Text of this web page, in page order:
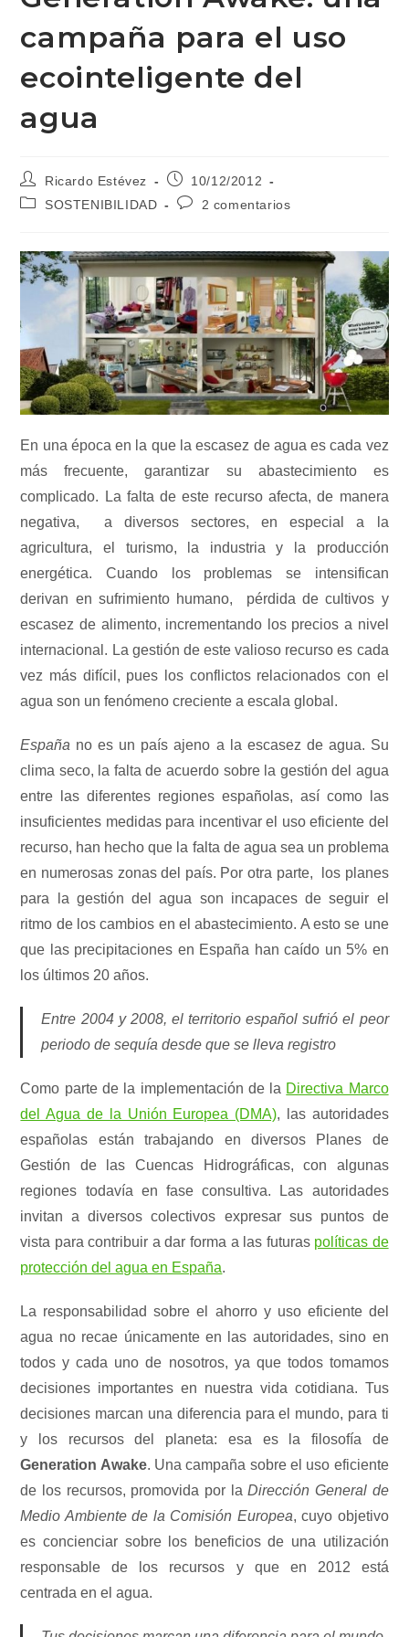
campaña para el uso
ecointeligente del
agua
Autor
de
la
Ricardo Estévez
Publicación
de
10/12/2012
Categoría
entrada:
SOSTENIBILIDAD
Comentarios
entrada:
2 comentarios
En una época en la que la escasez de agua es cada vez
más frecuente, garantizar su abastecimiento es
complicado. La falta de este recurso afecta, de manera
negativa, a diversos sectores, en especial a la
agricultura, el turismo, la industria y la producción
energética. Cuando los problemas se intensifican
derivan en sufrimiento humano, pérdida de cultivos y
escasez de alimento, incrementando los precios a nivel
internacional. La gestión de este valioso recurso es cada
vez más difícil, pues los conflictos relacionados con el
agua son un fenómeno creciente a escala global.
España no es un país ajeno a la escasez de agua. Su
clima seco, la falta de acuerdo sobre la gestión del agua
entre las diferentes regiones españolas, así como las
insuficientes medidas para incentivar el uso eficiente del
recurso, han hecho que la falta de agua sea un problema
en numerosas zonas del país. Por otra parte, los planes
para la gestión del agua son incapaces de seguir el
ritmo de los cambios en el abastecimiento. A esto se une
que las precipitaciones en España han caído un 5% en
los últimos 20 años.
Entre 2004 y 2008, el territorio español sufrió el peor
periodo de sequía desde que se lleva registro
Como parte de la implementación de la Directiva Marco
del Agua de la Unión Europea (DMA), las autoridades
españolas están trabajando en diversos Planes de
Gestión de las Cuencas Hidrográficas, con algunas
regiones todavía en fase consultiva. Las autoridades
invitan a diversos colectivos expresar sus puntos de
vista para contribuir a dar forma a las futuras políticas de
protección del agua en España.
La responsabilidad sobre el ahorro y uso eficiente del
agua no recae únicamente en las autoridades, sino en
todos y cada uno de nosotros, ya que todos tomamos
decisiones importantes en nuestra vida cotidiana. Tus
decisiones marcan una diferencia para el mundo, para ti
y los recursos del planeta: esa es la filosofía de
Generation Awake. Una campaña sobre el uso eficiente
de los recursos, promovida por laDirección General de
Medio Ambiente de la Comisión Europea, cuyo objetivo
es concienciar sobre los beneficios de una utilización
responsable de los recursos y que en 2012 está
centrada en el agua.